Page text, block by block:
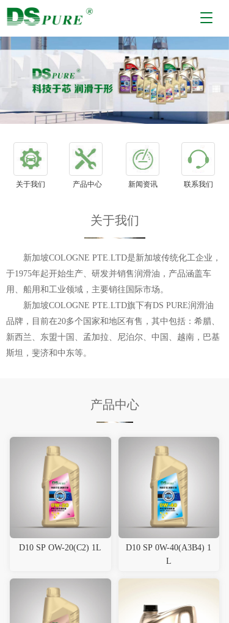
T
v
i
g
a
t
i
o
关于我们 产品中心 新闻资讯 联系我们
于1975年起开始生产、研发并销售润滑油，产品涵盖车
用、船用和工业领域，主要销往国际市场。
品牌，目前在20多个国家和地区有售，其中包括：希腊、
新西兰、东盟十国、孟加拉、尼泊尔、中国、越南，巴基
斯坦，斐济和中东等。
关于我们
产品中心
D10 SP OW-20(C2) 1L
D10 SP 0W-40(A3B4) 1
L